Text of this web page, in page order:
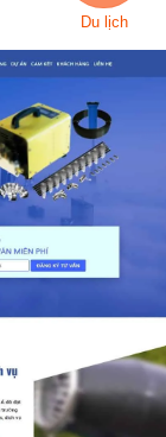
Du lịch